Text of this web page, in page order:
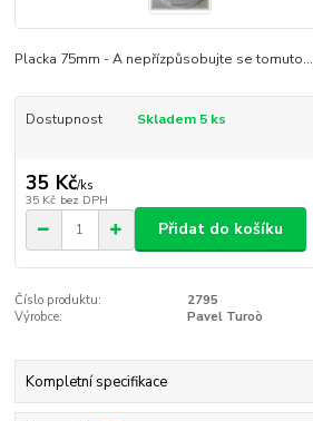
Placka 75mm - A nepřízpůsobujte se tomuto...
Dostupnost Skladem 5 ks
35 Kč/ks
35 Kč bez DPH
Přidat do košíku
Číslo produktu:
2795
Výrobce:
Pavel Turoò
Kompletní specifikace